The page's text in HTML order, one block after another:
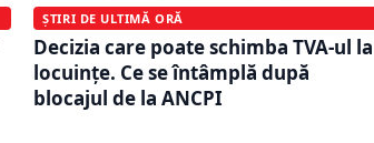
ȘTIRI DE ULTIMĂ ORĂ
Decizia care poate schimba TVA-ul la
locuințe. Ce se întâmplă după
blocajul de la ANCPI